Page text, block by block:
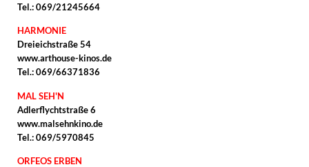
Tel.: 069/21245664
HARMONIE
Dreieichstraße 54
www.arthouse-kinos.de
Tel.: 069/66371836
MAL SEH'N
Adlerflychtstraße 6
www.malsehnkino.de
Tel.: 069/5970845
ORFEOS ERBEN